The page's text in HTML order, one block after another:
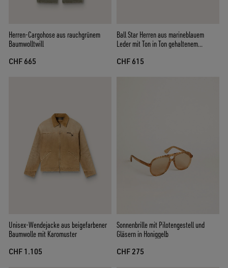
Herren-Cargohose aus rauchgrünem
Baumwolltwill
CHF 665
Ball Star Herren aus marineblauem
Leder mit Ton in Ton gehaltenem
CHF 615
Unisex-Wendejacke aus beigefarbener
Baumwolle mit Karomuster
CHF 1.105
Sonnenbrille mit Pilotengestell und
Gläsern in Honiggelb
CHF 275